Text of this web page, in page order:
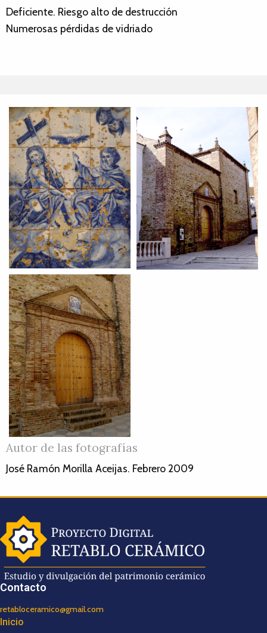
Deficiente. Riesgo alto de destrucción
Numerosas pérdidas de vidriado
Autor de las fotografías
José Ramón Morilla Aceijas. Febrero 2009
Contacto
retabloceramico@gmail.com
Inicio